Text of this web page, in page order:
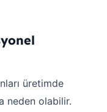
üretimde
neden olabilir.